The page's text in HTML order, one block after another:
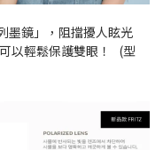
墨鏡」，阻擋擾人眩光
以輕鬆保護雙眼！ (型